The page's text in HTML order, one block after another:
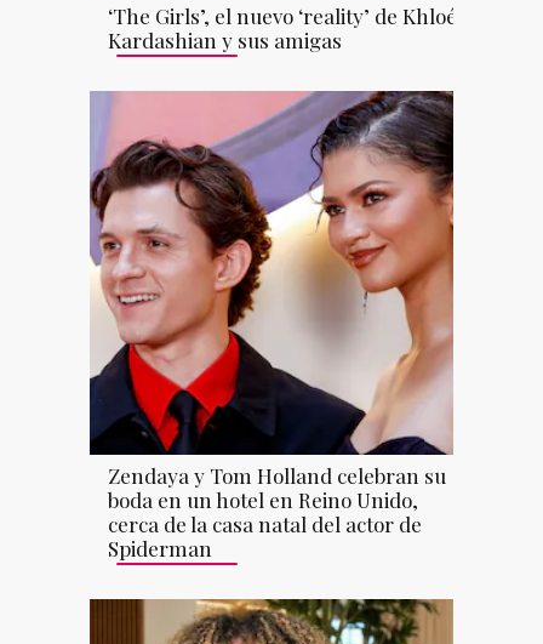
‘The Girls’, el nuevo ‘reality’ de Khloé
Kardashian y sus amigas
Zendaya y Tom Holland celebran su
boda en un hotel en Reino Unido,
cerca de la casa natal del actor de
Spiderman